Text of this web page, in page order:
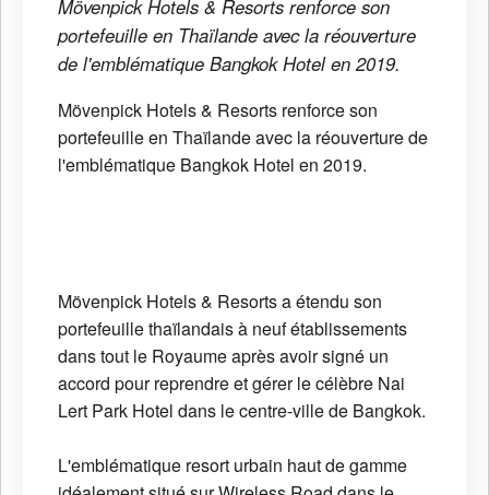
Mövenpick Hotels & Resorts renforce son
portefeuille en Thaïlande avec la réouverture
de l'emblématique Bangkok Hotel en 2019.
Mövenpick Hotels & Resorts renforce son
portefeuille en Thaïlande avec la réouverture de
l'emblématique Bangkok Hotel en 2019.
Mövenpick Hotels & Resorts a étendu son
portefeuille thaïlandais à neuf établissements
dans tout le Royaume après avoir signé un
accord pour reprendre et gérer le célèbre Nai
Lert Park Hotel dans le centre-ville de Bangkok.
L'emblématique resort urbain haut de gamme